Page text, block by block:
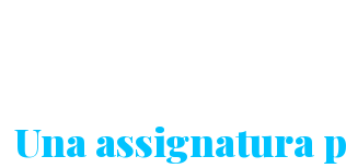
Una assignatura